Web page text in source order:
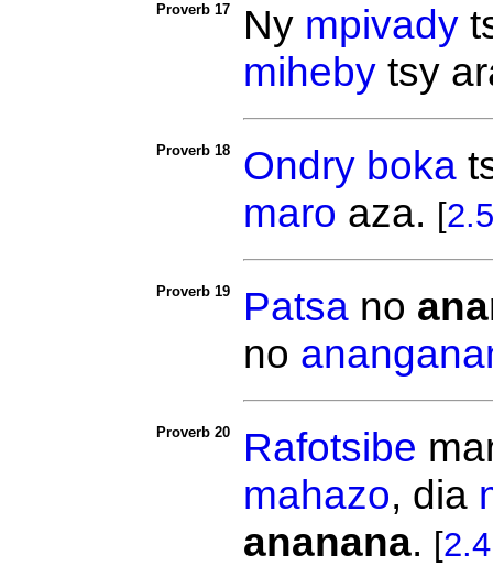
Proverb 17 Ny mpivady
mihebytsy
Proverb 18 Ondry boka
maro aza. [
Proverb 19 Patsano
no
Proverb 20 Rafotsibe
mahazo, dia
ananana. [